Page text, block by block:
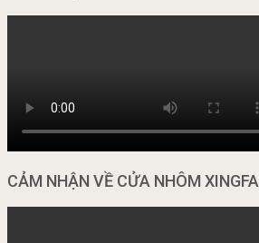
CẢM NHẬN VỀ CỬA NHÔM XINGFA